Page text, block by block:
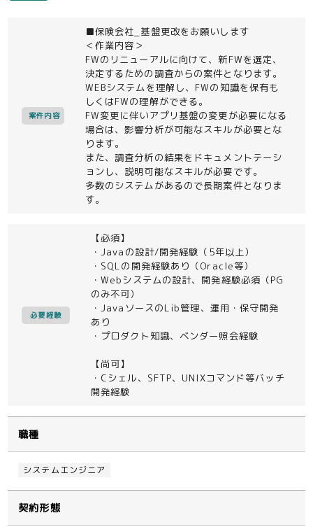
案件内容
■保険会社_基盤更改をお願いします
＜作業内容＞
FWのリニューアルに向けて、新FWを選定、
決定するための調査からの案件となります。
WEBシステムを理解し、FWの知識を保有も
しくはFWの理解ができる。
FW変更に伴いアプリ基盤の変更が必要になる
場合は、影響分析が可能なスキルが必要とな
ります。
また、調査分析の結果をドキュメントテーシ
ョンし、説明可能なスキルが必要です。
多数のシステムがあるので長期案件となりま
す。
必要経験
【必須】
・Javaの設計/開発経験（5年以上）
・SQLの開発経験あり（Oracle等）
・Webシステムの設計、開発経験必須（PG
のみ不可）
・JavaソースのLib管理、運用・保守開発
あり
・プロダクト知識、ベンダー照会経験
【尚可】
・Cシェル、SFTP、UNIXコマンド等バッチ
開発経験
職種
システムエンジニア
契約形態